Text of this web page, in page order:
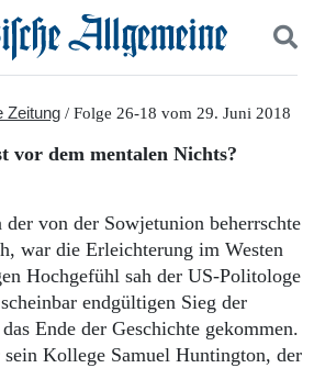
Politik
Wirtschaft
Gesellschaft
Leben
Geschichte
Ostpreußen
Pommern
Brandenburg
Schlesien
Zeitung / Folge 26-18 vom 29. Juni 2018
vor dem mentalen Nichts?
von der Sowjetunion beherrschte
war die Erleichterung im Westen
Hochgefühl sah der US-Politologe
endgültigen Sieg der
Ende der Geschichte gekommen.
Kollege Samuel Huntington, der